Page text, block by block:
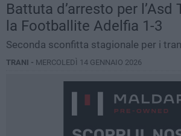
Battuta d’arresto per l’Asd
la Footballite Adelfia 1-3
Seconda sconfitta stagionale per i
TRANI - MERCOLEDÌ 14 GENNAIO 2026